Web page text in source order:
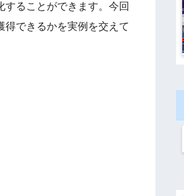
ることができます。今回
得できるかを実例を交えて